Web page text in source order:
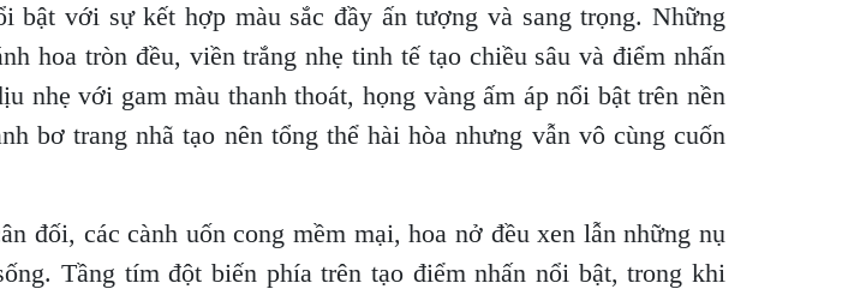
với sự kết hợp màu sắc đầy ấn tượng và sang trọng. Những
hoa tròn đều, viền trắng nhẹ tinh tế tạo chiều sâu và điểm nhấn
nhẹ với gam màu thanh thoát, họng vàng ấm áp nổi bật trên nền
bơ trang nhã tạo nên tổng thể hài hòa nhưng vẫn vô cùng cuốn
đối, các cành uốn cong mềm mại, hoa nở đều xen lẫn những nụ
Tầng tím đột biến phía trên tạo điểm nhấn nổi bật, trong khi